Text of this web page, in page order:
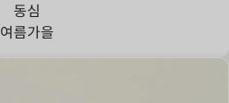
동심
여름가을